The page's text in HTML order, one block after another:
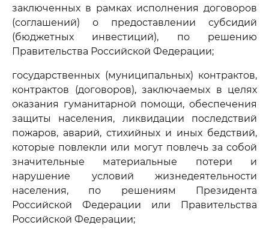
заключенных в рамках исполнения договоров
(соглашений) о предоставлении субсидий
(бюджетных инвестиций), по решению
Правительства Российской Федерации;
государственных (муниципальных) контрактов,
контрактов (договоров), заключаемых в целях
оказания гуманитарной помощи, обеспечения
защиты населения, ликвидации последствий
пожаров, аварий, стихийных и иных бедствий,
которые повлекли или могут повлечь за собой
значительные материальные потери и
нарушение условий жизнедеятельности
населения, по решениям Президента
Российской Федерации или Правительства
Российской Федерации;